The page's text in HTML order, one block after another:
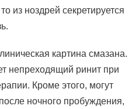
из ноздрей секретируется
картина смазана.
непреходящий ринит при
Кроме этого, могут
ночного пробуждения,